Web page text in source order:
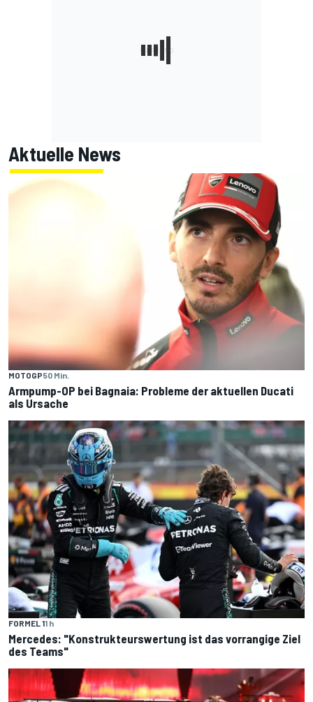
Aktuelle News
MOTOGP50 Min.
Armpump-OP bei Bagnaia: Probleme der aktuellen Ducati
als Ursache
FORMEL 11 h
Mercedes: "Konstrukteurswertung ist das vorrangige Ziel
des Teams"